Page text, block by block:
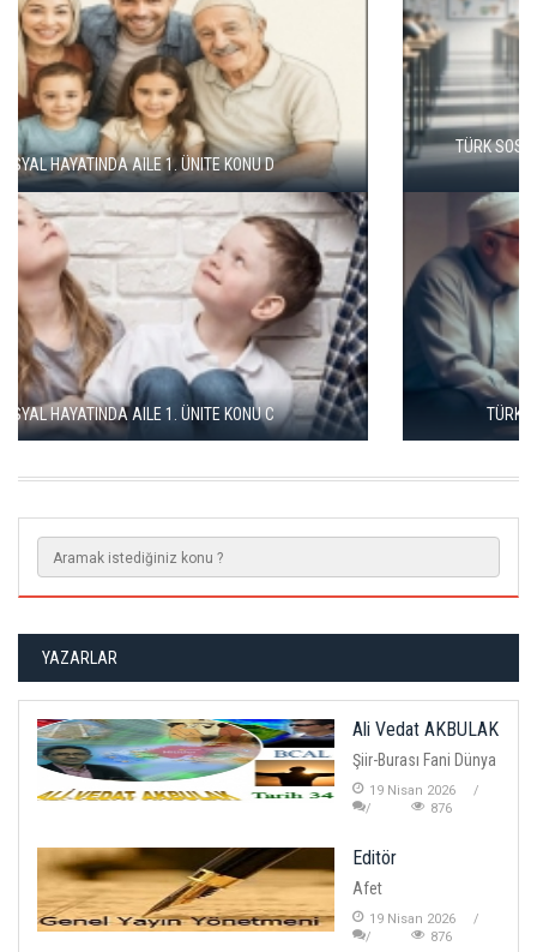
TÜRK SOSYAL HAYATINDA AILE 1. ÜNITE KONULARI ILE İLGILI
DEĞERLENDIRME SORULARI
TÜRK SOSYAL HAYATINDA AILE 2. ÜNITE KONULARI
YAZARLAR
Ali Vedat AKBULAK
Şiir-Burası Fani Dünya
19 Nisan 2026
876
Editör
Afet
19 Nisan 2026
876